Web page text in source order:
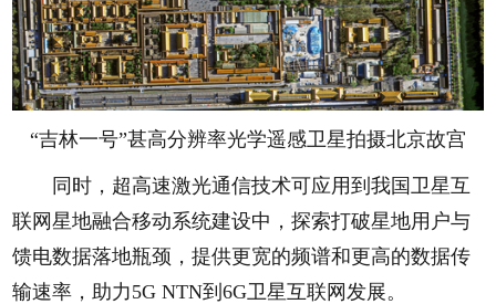
“吉林一号”甚高分辨率光学遥感卫星拍摄北京故宫
同时，超高速激光通信技术可应用到我国卫星互
联网星地融合移动系统建设中，探索打破星地用户与
馈电数据落地瓶颈，提供更宽的频谱和更高的数据传
输速率，助力5G NTN到6G卫星互联网发展。